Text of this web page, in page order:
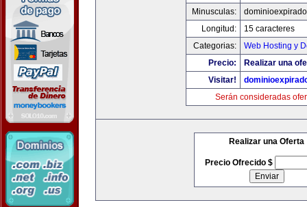
Minusculas:
Longitud:
15 caracteres
Categorias:
Web Hosting y
Precio:
Realizar una
Visitar!
Serán consideradas
Realizar una Oferta
Precio Ofrecido $